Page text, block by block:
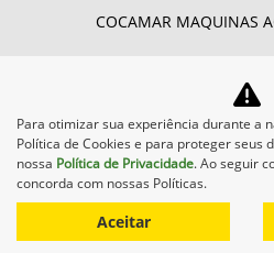
COCAMAR MAQUINAS
Desacelere. Seu bem
Desenvolvido pela
Para otimizar sua experiência durante a
Política de Cookies e para proteger seus
nossa Política de Privacidade. Ao seguir
concorda com nossas Políticas.
Aceitar